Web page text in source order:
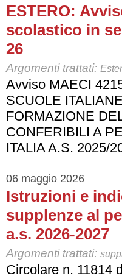
ESTERO:
scolastico in
26
Argomenti trattati:
Avviso MAECI
SCUOLE
FORMAZIONE
CONFERIBILI A
ITALIA A.S. 2025/
06 maggio 2026
Istruzioni e
supplenze al
a.s. 2026-2027
Argomenti trattati:
Circolare n. 11814